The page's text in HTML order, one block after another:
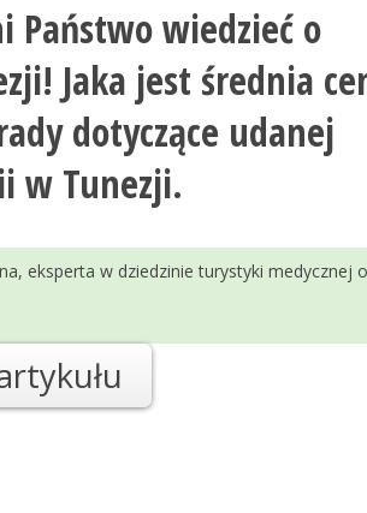
Państwo wiedzieć o
Jaka jest średnia
dotyczące udanej
w Tunezji.
eksperta w dziedzinie turystyki